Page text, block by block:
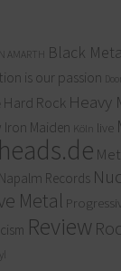
AMARTH Black
is our passion
Hard Rock Heavy
Iron Maiden Köln live
Napalm Records
Metal
Review